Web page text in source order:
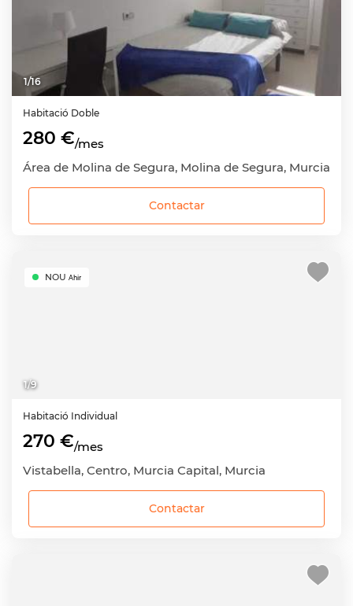
1/16
Habitació Doble
280 €/mes
Área de Molina de Segura, Molina de Segura, Murcia
Contactar
1/9
NOU Ahir
Habitació Individual
270 €/mes
Vistabella, Centro, Murcia Capital, Murcia
Contactar